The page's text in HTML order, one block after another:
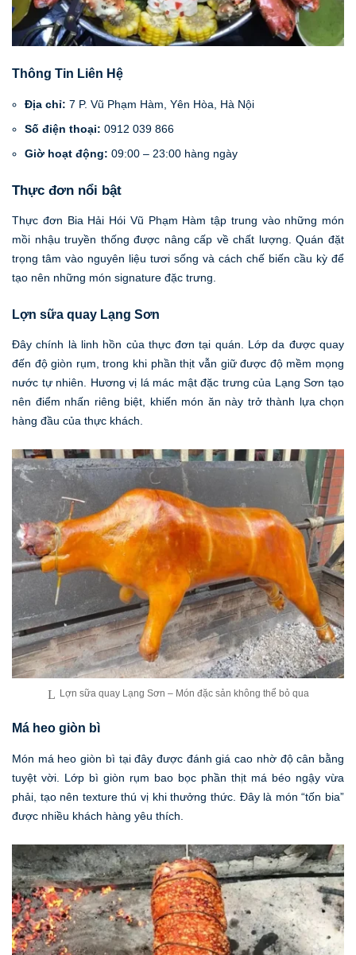
Thông Tin Liên Hệ
Địa chỉ: 7 P. Vũ Phạm Hàm, Yên Hòa, Hà Nội
Số điện thoại: 0912 039 866
Giờ hoạt động: 09:00 – 23:00 hàng ngày
Thực đơn nổi bật
Thực đơn Bia Hải Hói Vũ Phạm Hàm tập trung vào những món
mồi nhậu truyền thống được nâng cấp về chất lượng. Quán đặt
trọng tâm vào nguyên liệu tươi sống và cách chế biến cầu kỳ để
tạo nên những món signature đặc trưng.
Lợn sữa quay Lạng Sơn
Đây chính là linh hồn của thực đơn tại quán. Lớp da được quay
đến độ giòn rụm, trong khi phần thịt vẫn giữ được độ mềm mọng
nước tự nhiên. Hương vị lá mác mật đặc trưng của Lạng Sơn tạo
nên điểm nhấn riêng biệt, khiến món ăn này trở thành lựa chọn
hàng đầu của thực khách.
Lợn sữa quay Lạng Sơn – Món đặc sản không thể bỏ qua
Má heo giòn bì
Món má heo giòn bì tại đây được đánh giá cao nhờ độ cân bằng
tuyệt vời. Lớp bì giòn rụm bao bọc phần thịt má béo ngậy vừa
phải, tạo nên texture thú vị khi thưởng thức. Đây là món “tốn bia”
được nhiều khách hàng yêu thích.